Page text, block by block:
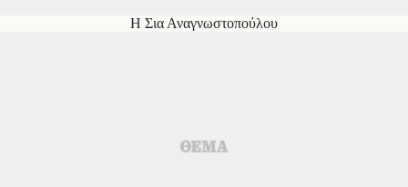
Η Σια Αναγνωστοπούλου